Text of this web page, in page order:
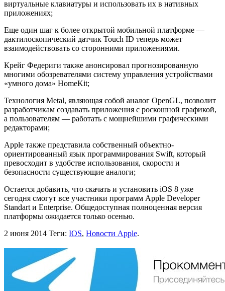
виртуальные клавиатуры и использовать их в нативных
приложениях;
Еще один шаг к более открытой мобильной платформе —
дактилоскопический датчик Touch ID теперь может
взаимодействовать со сторонними приложениями.
Крейг Федериги также анонсировал прогнозированную
многими обозревателями систему управления устройствами
«умного дома» HomeKit;
Технология Metal, являющая собой аналог OpenGL, позволит
разработчикам создавать приложения с роскошной графикой,
а пользователям — работать с мощнейшими графическими
редакторами;
Apple также представила собственный объектно-
ориентированный язык программирования Swift, который
превосходит в удобстве использования, скорости и
безопасности существующие аналоги;
Остается добавить, что скачать и установить iOS 8 уже
сегодня смогут все участники программ Apple Developer
Standart и Enterprise. Общедоступная полноценная версия
платформы ожидается только осенью.
2 июня 2014 Теги: IOS, Новости Apple.